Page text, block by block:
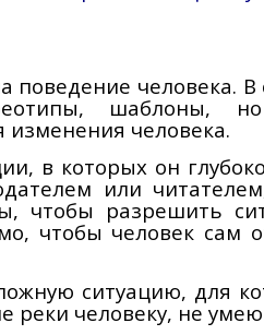
человека. В
шаблоны,
человека.
в которых он
или
чтобы разрешить
чтобы человек сам
ситуацию, для
реки человеку, не